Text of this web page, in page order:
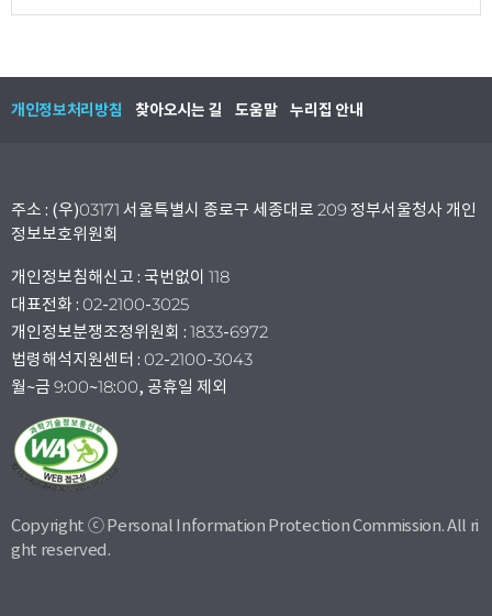
개인정보처리방침 찾아오시는 길 도움말 누리집 안내
주소 : (우)03171 서울특별시 종로구 세종대로 209 정부서울청사 개인
정보보호위원회
개인정보침해신고 : 국번없이 118
대표전화 : 02-2100-3025
개인정보분쟁조정위원회 : 1833-6972
법령해석지원센터 : 02-2100-3043
월~금 9:00~18:00, 공휴일 제외
Copyright ⓒ Personal Information Protection Commission. All ri
ght reserved.